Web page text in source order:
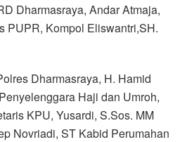
Dharmasraya, Andar Atmaja,
PUPR, Kompol Eliswantri,SH.
Dharmasraya, H. Hamid
Haji dan Umroh,
KPU, Yusardi, S.Sos. MM
Novriadi, ST Kabid Perumahan